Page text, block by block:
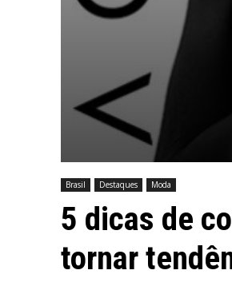
Brasil Destaques Moda
5 dicas de
tornar